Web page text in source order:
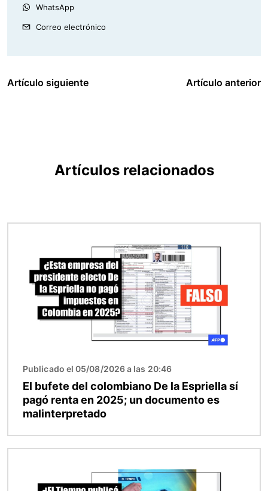
WhatsApp
Correo electrónico
Artículo siguiente Artículo anterior
Artículos relacionados
Publicado el 05/08/2026 a las 20:46
El bufete del colombiano De la Espriella sí
pagó renta en 2025; un documento es
malinterpretado